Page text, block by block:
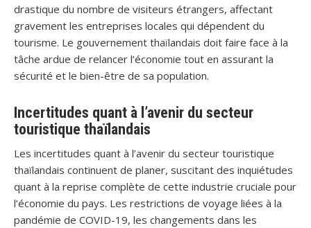
drastique du nombre de visiteurs étrangers, affectant
gravement les entreprises locales qui dépendent du
tourisme. Le gouvernement thaïlandais doit faire face à la
tâche ardue de relancer l’économie tout en assurant la
sécurité et le bien-être de sa population.
Incertitudes quant à l’avenir du secteur
touristique thaïlandais
Les incertitudes quant à l’avenir du secteur touristique
thaïlandais continuent de planer, suscitant des inquiétudes
quant à la reprise complète de cette industrie cruciale pour
l’économie du pays. Les restrictions de voyage liées à la
pandémie de COVID-19, les changements dans les